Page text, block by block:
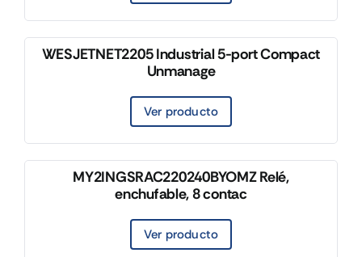
WESJETNET2205 Industrial 5-port Compact
Unmanage
Ver producto
MY2INGSRAC220240BYOMZ Relé,
enchufable, 8 contac
Ver producto